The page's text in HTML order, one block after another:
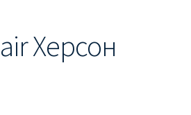
Херсон